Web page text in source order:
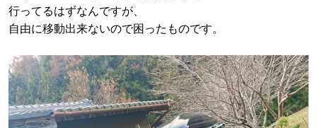
行ってるはずなんですが、
自由に移動出来ないので困ったものです。